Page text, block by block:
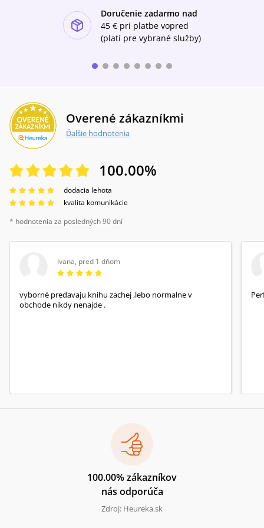
smrt.Doručenie zadarmo nad
45 € pri platbe vopred
(platí pre vybrané služby)
Overené zákazníkmi
Ďalšie hodnotenia
100.00%
dodacia lehota
kvalita komunikácie
* hodnotenia za posledných 90 dní
Ivana, pred 1 dňom
vyborné predavaju knihu zachej ,lebo normalne v
obchode nikdy nenajde .
100.00% zákazníkov
nás odporúča
Zdroj: Heureka.sk